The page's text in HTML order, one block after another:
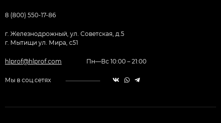
8 (800) 550-17-86
г. Железнодрожный, ул. Советская, д.5
г. Мытищи ул. Мира, с51
hlprof@hlprof.com Пн—Вс 10:00 – 21:00
Мы в соц.сетях